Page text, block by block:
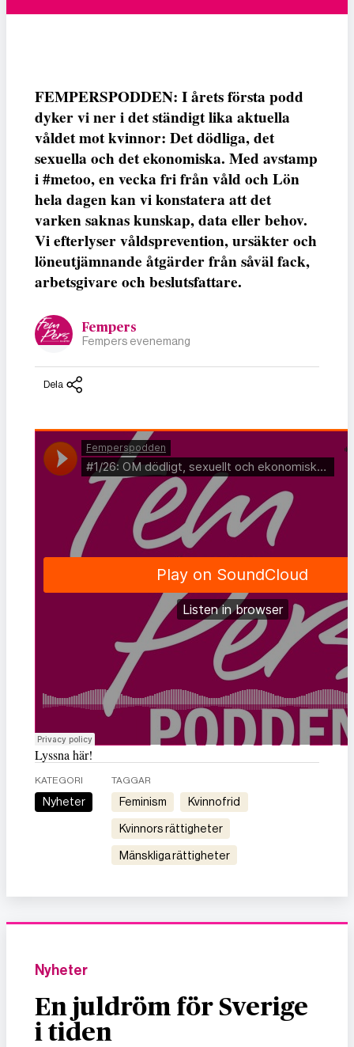
FEMPERSPODDEN: I årets första podd
dyker vi ner i det ständigt lika aktuella
våldet mot kvinnor: Det dödliga, det
sexuella och det ekonomiska. Med avstamp
i #metoo, en vecka fri från våld och Lön
hela dagen kan vi konstatera att det
varken saknas kunskap, data eller behov.
Vi efterlyser våldsprevention, ursäkter och
löneutjämnande åtgärder från såväl fack,
arbetsgivare och beslutsfattare.
Fempers
Fempers evenemang
Dela
Lyssna här!
KATEGORI
Nyheter
TAGGAR
feminism kvinnofrid
kvinnors rättigheter
mänskliga rättigheter
Nyheter
En juldröm för Sverige
i tiden